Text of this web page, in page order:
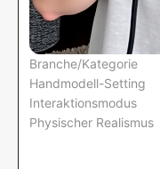
Branche/Kategorie
Handmodell-Setting
Interaktionsmodus
Physischer Realismus